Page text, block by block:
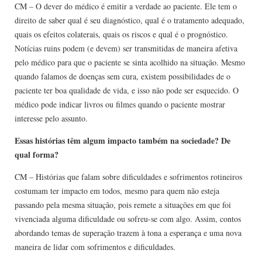
CM – O dever do médico é emitir a verdade ao paciente. Ele tem o
direito de saber qual é seu diagnóstico, qual é o tratamento adequado,
quais os efeitos colaterais, quais os riscos e qual é o prognóstico.
Notícias ruins podem (e devem) ser transmitidas de maneira afetiva
pelo médico para que o paciente se sinta acolhido na situação. Mesmo
quando falamos de doenças sem cura, existem possibilidades de o
paciente ter boa qualidade de vida, e isso não pode ser esquecido. O
médico pode indicar livros ou filmes quando o paciente mostrar
interesse pelo assunto.
Essas histórias têm algum impacto também na sociedade? De
qual forma?
CM – Histórias que falam sobre dificuldades e sofrimentos rotineiros
costumam ter impacto em todos, mesmo para quem não esteja
passando pela mesma situação, pois remete a situações em que foi
vivenciada alguma dificuldade ou sofreu-se com algo. Assim, contos
abordando temas de superação trazem à tona a esperança e uma nova
maneira de lidar com sofrimentos e dificuldades.